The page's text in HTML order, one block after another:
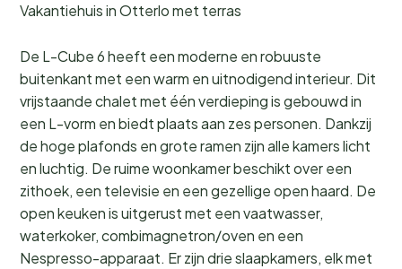
Vakantiehuis in Otterlo met terras
De L-Cube 6 heeft een moderne en robuuste
buitenkant met een warm en uitnodigend interieur. Dit
vrijstaande chalet met één verdieping is gebouwd in
een L-vorm en biedt plaats aan zes personen. Dankzij
de hoge plafonds en grote ramen zijn alle kamers licht
en luchtig. De ruime woonkamer beschikt over een
zithoek, een televisie en een gezellige open haard. De
open keuken is uitgerust met een vaatwasser,
waterkoker, combimagnetron/oven en een
Nespresso-apparaat. Er zijn drie slaapkamers, elk met